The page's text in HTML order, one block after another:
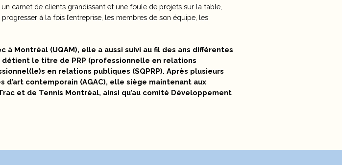
carnet de clients grandissant et une foule de projets sur la table,
à la fois l’entreprise, les membres de son équipe, les
Montréal (UQAM), elle a aussi suivi au fil des ans différentes
le titre de PRP (professionnelle en relations
en relations publiques (SQPRP). Après plusieurs
contemporain (AGAC), elle siège maintenant aux
et de Tennis Montréal, ainsi qu’au comité Développement